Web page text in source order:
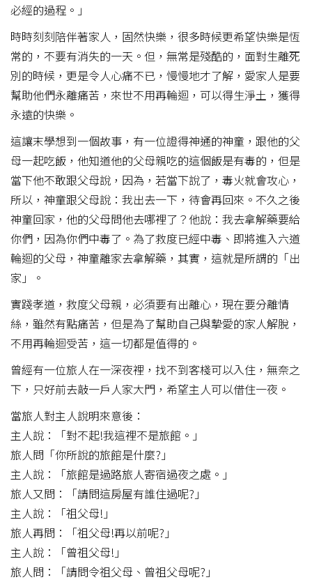
必經的過程。」
時時刻刻陪伴著家人，固然快樂，很多時候更希望快樂是恆
常的，不要有消失的一天。但，無常是殘酷的，面對生離死
別的時候，更是令人心痛不已，慢慢地才了解，愛家人是要
幫助他們永離痛苦，來世不用再輪迴，可以得生淨土，獲得
永遠的快樂。
這讓末學想到一個故事，有一位證得神通的神童，跟他的父
母一起吃飯，他知道他的父母親吃的這個飯是有毒的，但是
當下他不敢跟父母說，因為，若當下說了，毒火就會攻心，
所以，神童跟父母說：我出去一下，待會再回來。不久之後
神童回家，他的父母問他去哪裡了？他說：我去拿解藥要給
你們，因為你們中毒了。為了救度已經中毒、即將進入六道
輪迴的父母，神童離家去拿解藥，其實，這就是所謂的「出
家」。
實踐孝道，救度父母親，必須要有出離心，現在要分離情
絲，雖然有點痛苦，但是為了幫助自己與摯愛的家人解脫，
不用再輪迴受苦，這一切都是值得的。
曾經有一位旅人在一深夜裡，找不到客棧可以入住，無奈之
下，只好前去敲一戶人家大門，希望主人可以借住一夜。
當旅人對主人說明來意後：
主人說：「對不起!我這裡不是旅館。」
旅人問「你所說的旅館是什麼?」
主人說：「旅館是過路旅人寄宿過夜之處。」
旅人又問：「請問這房屋有誰住過呢?」
主人說：「祖父母!」
旅人再問：「祖父母!再以前呢?」
主人說：「曾祖父母!」
旅人問：「請問令祖父母、曾祖父母呢?」